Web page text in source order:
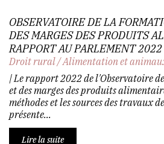
OBSERVATOIRE DE LA
DES MARGES DES PRODUITS
RAPPORT AU PARLEMENT 2022
Droit rural/Alimentation et
| Le rapport 2022 de l'Observatoire
et des marges des produits
méthodes et les sources des travaux
présente...
Lire la suite